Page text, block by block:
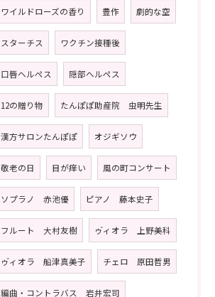
ワイルドローズの香り 豊作 劇的な空
スターチス ワクチン接種後
口唇ヘルペス 隠部ヘルペス
12の贈り物 たんぽぽ助産院 虫明先生
漢方サロンたんぽぽ オジギソウ
敬老の日 目が痒い 風の町コンサート
ソプラノ 赤池優 ピアノ 藤本史子
フルート 大村友樹 ゥ゙ィオラ 上野美科
ゥ゙ィオラ 船津真美子 チェロ 原田哲男
編曲・コントラバス 岩井宏司